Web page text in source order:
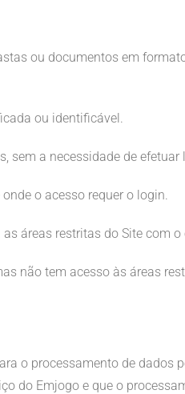
ou documentos em
ou identificável.
sem a necessidade de efetuar
o acesso requer o login.
áreas restritas do Site com o
não tem acesso às áreas
o processamento de dados
do Emjogo e que o